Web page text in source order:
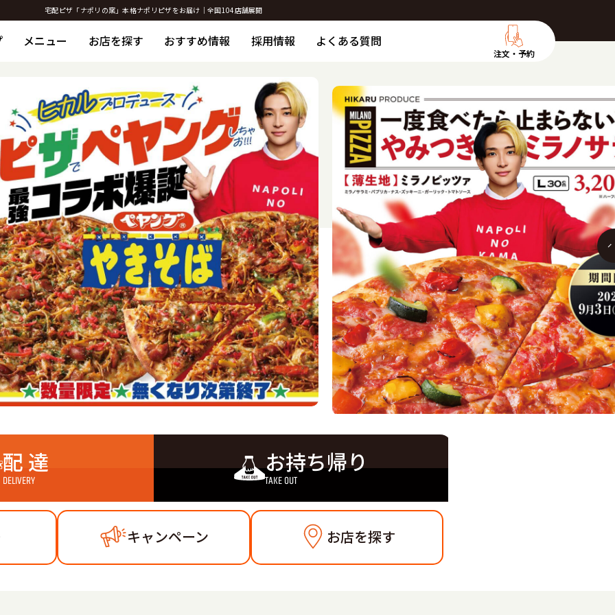
宅配ピザ「ナポリの窯」本格ナポリピザをお届け｜全国104店舗展開
注文・予約
メニュー お店を探す おすすめ情報 採用情報 よくある質問
配 達
DELIVERY
お持ち帰り
TAKE OUT
キャンペーン お店を探す